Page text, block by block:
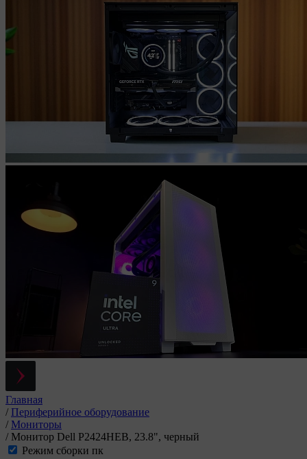
Главная
/ Периферийное оборудование
/ Мониторы
/ Монитор Dell P2424HEB, 23.8", черный
Режим сборки пк